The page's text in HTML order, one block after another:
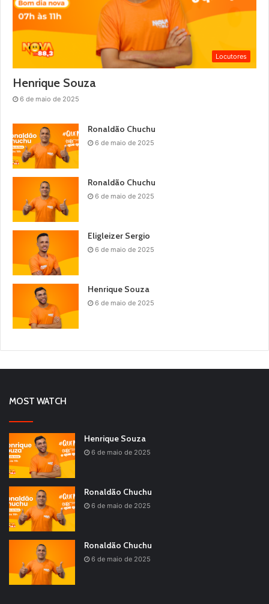
Locutores
Henrique Souza
6 de maio de 2025
Ronaldão Chuchu
6 de maio de 2025
Ronaldão Chuchu
6 de maio de 2025
Eligleizer Sergio
6 de maio de 2025
Henrique Souza
6 de maio de 2025
MOST WATCH
Henrique Souza
6 de maio de 2025
Ronaldão Chuchu
6 de maio de 2025
Ronaldão Chuchu
6 de maio de 2025